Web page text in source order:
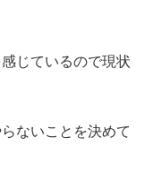
じているので現状
ないことを決めて